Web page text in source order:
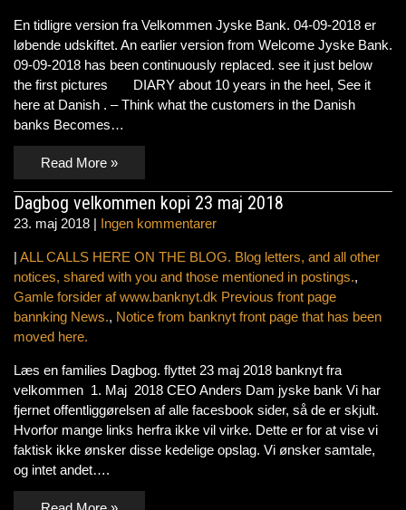
En tidligre version fra Velkommen Jyske Bank. 04-09-2018 er
løbende udskiftet. An earlier version from Welcome Jyske Bank.
09-09-2018 has been continuously replaced. see it just below
the first pictures DIARY about 10 years in the heel, See it
here at Danish . – Think what the customers in the Danish
banks Becomes…
Read More »
Dagbog velkommen kopi 23 maj 2018
23. maj 2018 | Ingen kommentarer
| ALL CALLS HERE ON THE BLOG. Blog letters, and all other
notices, shared with you and those mentioned in postings.,
Gamle forsider af www.banknyt.dk Previous front page
bannking News., Notice from banknyt front page that has been
moved here.
Læs en families Dagbog. flyttet 23 maj 2018 banknyt fra
velkommen 1. Maj 2018 CEO Anders Dam jyske bank Vi har
fjernet offentliggørelsen af alle facesbook sider, så de er skjult.
Hvorfor mange links herfra ikke vil virke. Dette er for at vise vi
faktisk ikke ønsker disse kedelige opslag. Vi ønsker samtale,
og intet andet….